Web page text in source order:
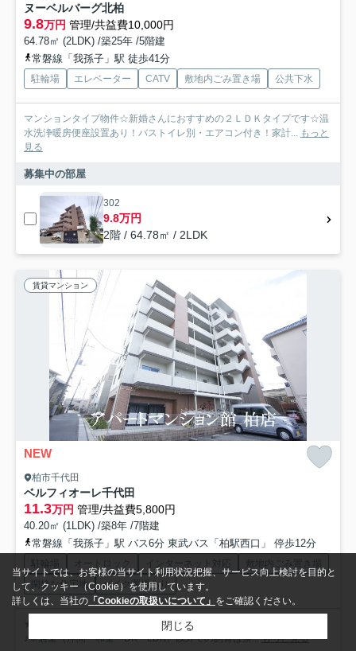
ヌーベルバーグ北柏
9.8万円 管理/共益費10,000円
64.78㎡ (2LDK) /築25年 /5階建
常磐線「我孫子」駅 徒歩41分
駐輪場 エレベーター CATV 敷地内ごみ置き場 公共下水
マンションタイプ物件☆新婚さんにおすすめの２ＬＤＫタイプです☆温
水洗浄暖房便座設置あり！バストイレ別・エアコン付き！家計...
もっと
見る
募集中の部屋
302
9.8万円
2階 / 64.78㎡ / 2LDK
賃貸マンション
NEW
柏市千代田
ベルフィオーレ千代田
11.3万円 管理/共益費5,800円
40.20㎡ (1LDK) /築8年 /7階建
常磐線「我孫子」駅 バス6分 東武バス「柏駅西口」 停歩12分
駐輪場 オートロック インターネット対応
敷地内ごみ置き場
閑静な住宅地
バイク置場あり
★大切なペット(10㎏以下の犬又は猫、合計２匹迄)と一緒に暮らせます
♪※居室（洋間・和室・DK・LDK）以外での飼育は禁...もっと見る
当サイトでは、お客様の当サイト利用状況把握、サービス向上検討を目的と
して、クッキー（Cookie）を使用しています。
詳しくは、当社の 「Cookieの取扱いについて」 をご確認ください。
閉じる